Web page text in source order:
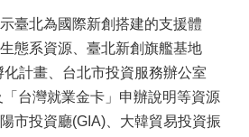
北為國際新創搭建的支援體
態系資源、臺北新創旗艦基地
計畫、台北市投資服務辦公室
台灣就業金卡」申辦說明等資源
市投資廳(GIA)、大韓貿易投資振